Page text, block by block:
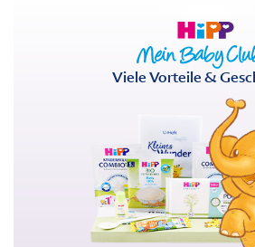
Viele Vorteile &